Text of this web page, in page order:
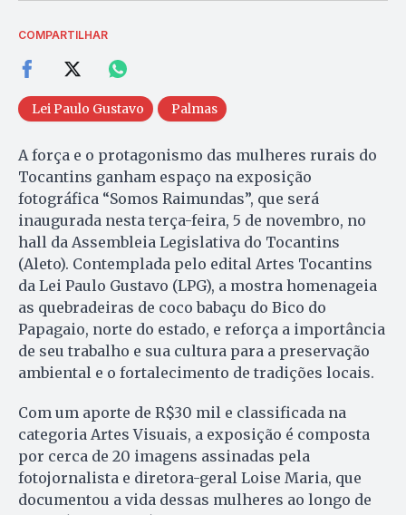
COMPARTILHAR
Lei Paulo Gustavo Palmas
A força e o protagonismo das mulheres rurais do
Tocantins ganham espaço na exposição
fotográfica “Somos Raimundas”, que será
inaugurada nesta terça-feira, 5 de novembro, no
hall da Assembleia Legislativa do Tocantins
(Aleto). Contemplada pelo edital Artes Tocantins
da Lei Paulo Gustavo (LPG), a mostra homenageia
as quebradeiras de coco babaçu do Bico do
Papagaio, norte do estado, e reforça a importância
de seu trabalho e sua cultura para a preservação
ambiental e o fortalecimento de tradições locais.
Com um aporte de R$30 mil e classificada na
categoria Artes Visuais, a exposição é composta
por cerca de 20 imagens assinadas pela
fotojornalista e diretora-geral Loise Maria, que
documentou a vida dessas mulheres ao longo de